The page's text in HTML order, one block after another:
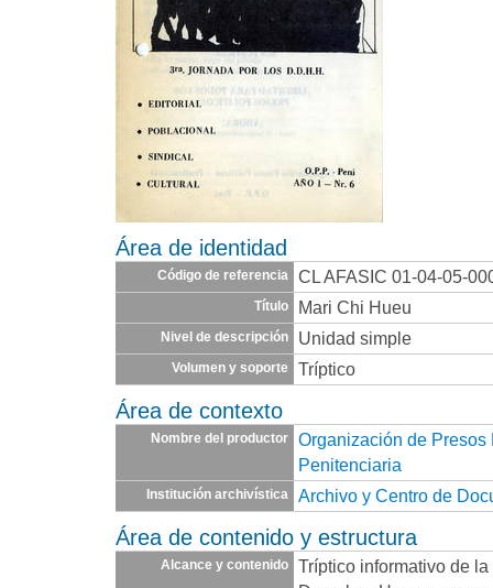
Área de identidad
Código de referencia CL AFASIC 01-04-05-
Título Mari Chi Hueu
Nivel de descripción Unidad simple
Volumen y soporte Tríptico
Área de contexto
Nombre del productor
Organización de
Penitenciaria
Institución archivística Archivo y Centro de
Área de contenido y estructura
Alcance y contenido
Tríptico informativo de